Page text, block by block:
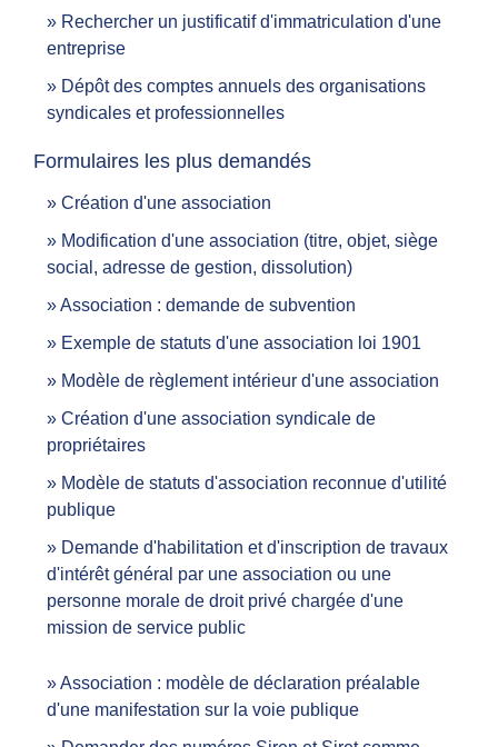
Rechercher un justificatif d'immatriculation d'une
entreprise
Dépôt des comptes annuels des organisations
syndicales et professionnelles
Formulaires les plus demandés
Création d'une association
Modification d'une association (titre, objet, siège
social, adresse de gestion, dissolution)
Association : demande de subvention
Exemple de statuts d'une association loi 1901
Modèle de règlement intérieur d'une association
Création d'une association syndicale de
propriétaires
Modèle de statuts d'association reconnue d'utilité
publique
Demande d'habilitation et d'inscription de travaux
d'intérêt général par une association ou une
personne morale de droit privé chargée d'une
mission de service public
Association : modèle de déclaration préalable
d'une manifestation sur la voie publique